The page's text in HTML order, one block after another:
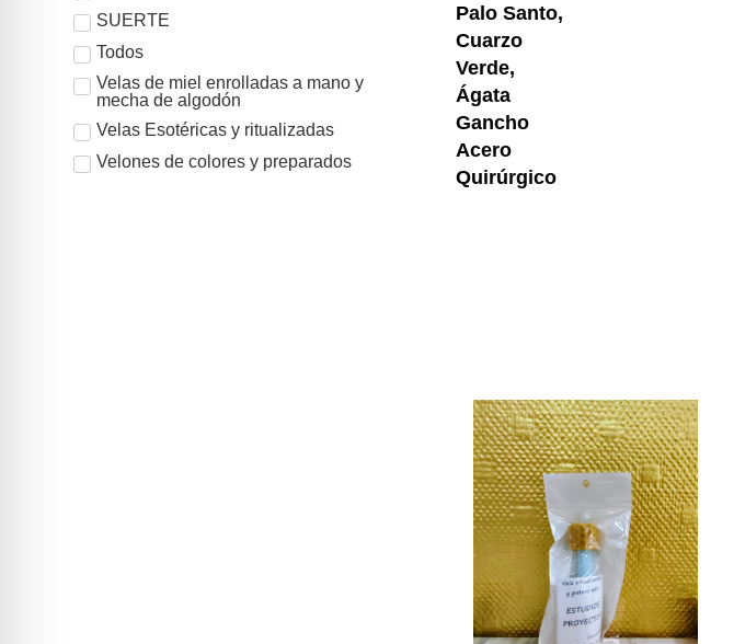
SUERTE
Todos
Velas de miel enrolladas a mano y
mecha de algodón
Velas Esotéricas y ritualizadas
Velones de colores y preparados
Palo Santo,
Cuarzo
Verde,
Ágata
Gancho
Acero
Quirúrgico